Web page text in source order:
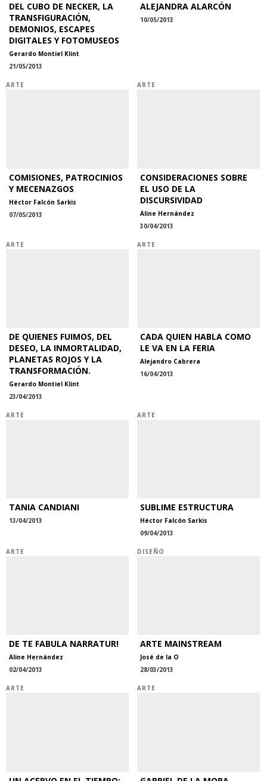
DEL CUBO DE NECKER, LA
TRANSFIGURACIÓN,
DEMONIOS, ESCAPES
DIGITALES Y FOTOMUSEOS
Gerardo Montiel Klint
21/05/2013
ALEJANDRA ALARCÓN
10/05/2013
ARTE
COMISIONES, PATROCINIOS
Y MECENAZGOS
Héctor Falcón Sarkis
07/05/2013
ARTE
CONSIDERACIONES SOBRE
EL USO DE LA
DISCURSIVIDAD
Aline Hernández
30/04/2013
ARTE
DE QUIENES FUIMOS, DEL
DESEO, LA INMORTALIDAD,
PLANETAS ROJOS Y LA
TRANSFORMACIÓN.
Gerardo Montiel Klint
23/04/2013
ARTE
CADA QUIEN HABLA COMO
LE VA EN LA FERIA
Alejandro Cabrera
16/04/2013
ARTE
TANIA CANDIANI
13/04/2013
ARTE
SUBLIME ESTRUCTURA
Héctor Falcón Sarkis
09/04/2013
ARTE
DE TE FABULA NARRATUR!
Aline Hernández
02/04/2013
DISEÑO
ARTE MAINSTREAM
José de la O
28/03/2013
ARTE ARTE